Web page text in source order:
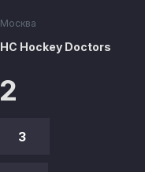
2
3
Москва
HC Hockey Doctors